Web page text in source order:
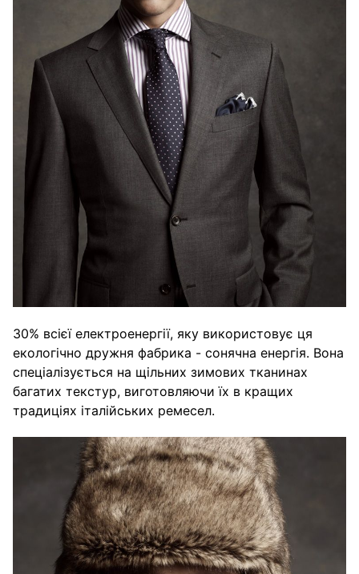
30% всієї електроенергії, яку використовує ця
екологічно дружня фабрика - сонячна енергія. Вона
спеціалізується на щільних зимових тканинах
багатих текстур, виготовляючи їх в кращих
традиціях італійських ремесел.